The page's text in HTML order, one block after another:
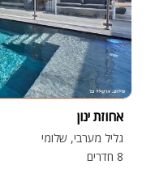
אחוזת ינון
גליל מערבי, שלומי
8 חדרים